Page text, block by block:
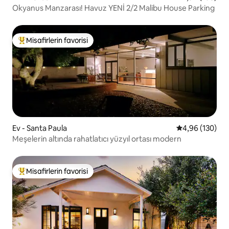
Okyanus Manzarası! Havuz YENİ 2/2 Malibu House Parking
Misafirlerin favorilerinden en beğenilenler arasında
Misafirlerin favorisi
Ev - Santa Paula 5 üzerinden
4,96 (130)
Meşelerin altında rahatlatıcı yüzyıl ortası modern
Misafirlerin favorilerinden en beğenilenler arasında
Misafirlerin favorisi